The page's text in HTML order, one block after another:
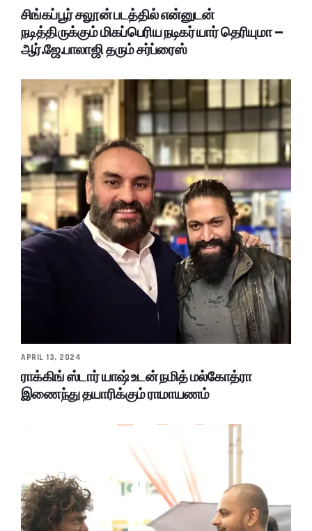
சிங்கப்பூர் சலூன் படத்தில் என்னுடன்
நடித்திருக்கும் மிகப்பெரிய நடிகர் யார் தெரியுமா –
ஆர்.ஜே.பாலாஜி தரும் சர்ப்ரைஸ்
APRIL 13, 2024
ராக்கிங் ஸ்டார் யாஷ் உடன் நமித் மல்கோத்ரா
இணைந்து தயாரிக்கும் ராமாயணம்